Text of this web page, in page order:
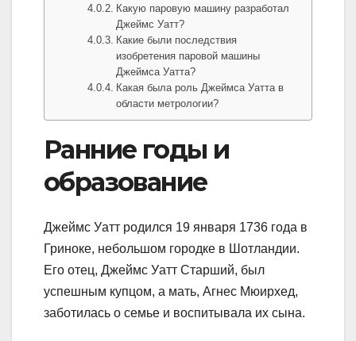
Какую паровую машину разработал
Джеймс Уатт?
Какие были последствия
изобретения паровой машины
Джеймса Уатта?
Какая была роль Джеймса Уатта в
области метрологии?
Ранние годы и
образование
Джеймс Уатт родился 19 января 1736 года в
Гриноке, небольшом городке в Шотландии.
Его отец, Джеймс Уатт Старший, был
успешным купцом, а мать, Агнес Мюирхед,
заботилась о семье и воспитывала их сына.